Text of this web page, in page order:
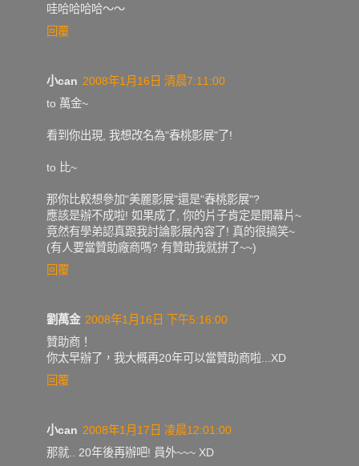
哇哈哈哈哈～～
回覆
小can 2008年1月16日 清晨7:11:00
to 萬金~
看到你出現, 我想改名為"春桃影展"了!
to 比~
那你比較想參加"美麗影展"還是"春桃影展"?
應該是辦不成啦! 如果成了, 你的片子肯定是開幕片~
竟然有學弟認真跟我討論影展內容了! 真的很搞笑~
(有人要當贊助廠商嗎? 有贊助我就拼了~~)
回覆
劉萬金 2008年1月16日 下午5:16:00
贊助商！
你太早辦了，我大概再20年可以當贊助商啦...XD
回覆
小can 2008年1月17日 凌晨12:01:00
那就.. 20年後再辦吧! 員外~~~ XD